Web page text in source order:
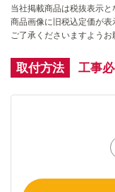
当社掲載商品は税抜表示と
商品画像に旧税込定価が表
ご了承くださいますようお
取付方法 工事